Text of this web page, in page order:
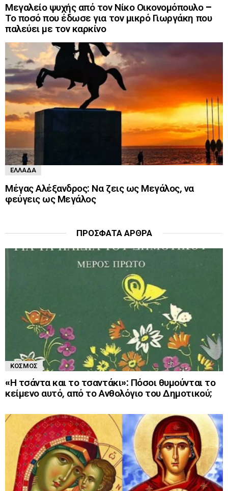
Μεγαλείο ψυχής από τον Νίκο Οικονομόπουλο –
Το ποσό που έδωσε για τον μικρό Γιωργάκη που
παλεύει με τον καρκίνο
ΕΛΛΆΔΑ
Μέγας Αλέξανδρος: Να ζεις ως Μεγάλος, να
φεύγεις ως Μεγάλος
ΠΡΌΣΦΑΤΑ ΆΡΘΡΑ
ΚΌΣΜΟΣ
«Η τσάντα και το τσαντάκι»: Πόσοι θυμούνται το
κείμενο αυτό, από το Ανθολόγιο του Δημοτικού;